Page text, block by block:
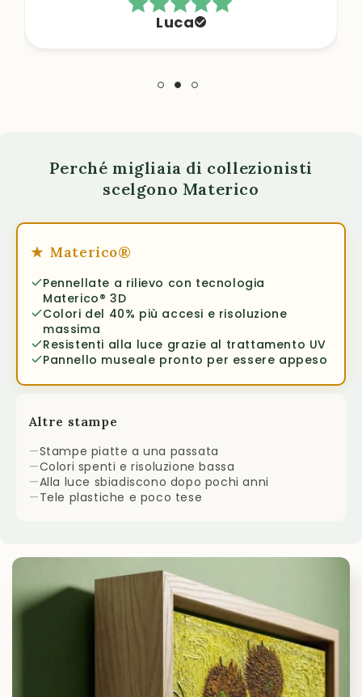
Luca
Perché migliaia di collezionisti
scelgono Materico
Altre stampe
—Stampe piatte a una passata
—Colori spenti e risoluzione bassa
—Alla luce sbiadiscono dopo pochi anni
—Tele plastiche e poco tese
★ Materico®
Pennellate a rilievo con tecnologia
Materico® 3D
Colori del 40% più accesi e risoluzione
massima
Resistenti alla luce grazie al trattamento UV
Pannello museale pronto per essere appeso